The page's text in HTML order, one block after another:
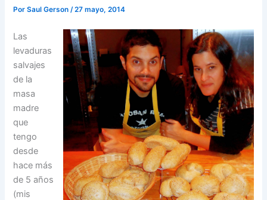
PorSaul Gerson/27 mayo, 2014
Las
levaduras
salvajes
de la
masa
madre
que
tengo
desde
hace más
de 5 años
(mis